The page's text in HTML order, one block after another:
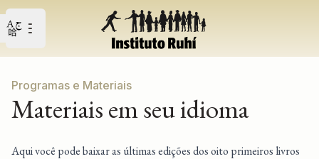
Abrir o menu principal
Open user menu
Programas e Materiais
Materiais em seu idioma
Aqui você pode baixar as últimas edições dos oito primeiros livros